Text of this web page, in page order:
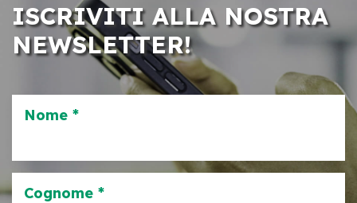
ISCRIVITI ALLA NOSTRA
NEWSLETTER!
Nome *
Cognome *